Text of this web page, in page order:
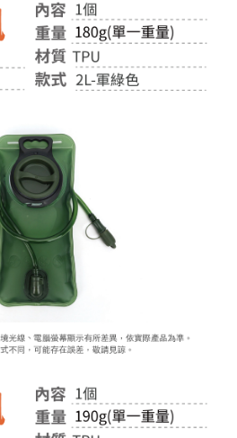
他人資訊註冊。若發現惡意使用之情形，
止該用戶之使用額度並採取法律行動。